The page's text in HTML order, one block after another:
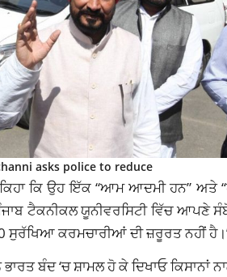
asks police to reduce
ਕਿ ਉਹ ਇੱਕ “ਆਮ ਆਦਮੀ ਹਨ” ਅਤੇ
ਟੈਕਨੀਕਲ ਯੂਨੀਵਰਸਿਟੀ ਵਿੱਚ ਆਪਣੇ
ਕਰਮਚਾਰੀਆਂ ਦੀ ਜ਼ਰੂਰਤ ਨਹੀਂ
ਬੰਦ ‘ਚ ਸ਼ਾਮਲ ਹੋ ਕੇ ਦਿਖਾਓ ਕਿਸਾਨਾਂ